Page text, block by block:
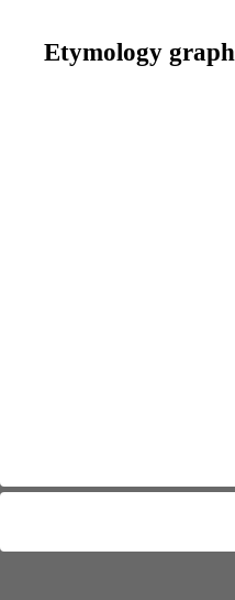
Etymology graph